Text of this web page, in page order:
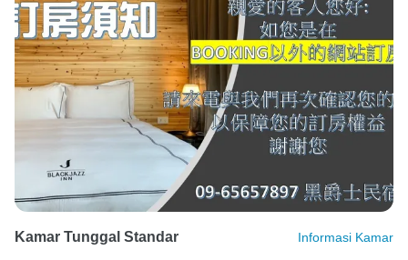
Kamar Tunggal Standar Informasi Kamar